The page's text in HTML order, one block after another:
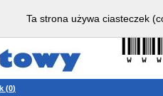
(0)
Ta strona używa ciasteczek